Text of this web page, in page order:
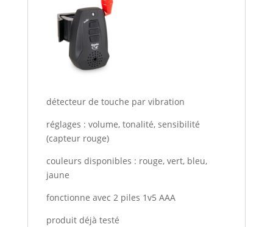
détecteur de touche par vibration
réglages : volume, tonalité, sensibilité
(capteur rouge)
couleurs disponibles : rouge, vert, bleu,
jaune
fonctionne avec 2 piles 1v5 AAA
produit déjà testé